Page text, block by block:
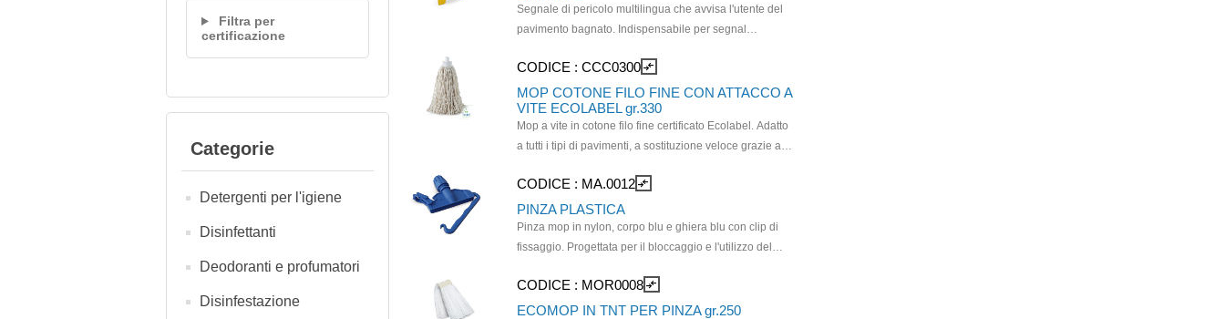
Filtra per
certificazione
Categorie
Detergenti per l'igiene
Disinfettanti
Deodoranti e profumatori
Disinfestazione
Segnale di pericolo multilingua che avvisa l'utente del
pavimento bagnato. Indispensabile per segnal
momentaneamente inagibile e potenzialmente
pericolosa.
CODICE : CCC0300 compare_arrows
MOP COTONE FILO FINE CON ATTACCO A
VITE ECOLABEL gr.330
Mop a vite in cotone filo fine certificato Ecolabel. Adatto
a tutti i tipi di pavimenti, a sostituzione veloce grazie al
lo sporco e non lascia tracce sul pavimento.
Grammatura mop: 330 gr.
CODICE : MA.0012 compare_arrows
PINZA PLASTICA
Pinza mop in nylon, corpo blu e ghiera blu con clip di
fissaggio. Progettata per il bloccaggio e l'utilizzo del
natura come sanità, uffici e industria. Garantisce una
presa salda e facilita le operazioni di lavaggio e
CODICE : MOR0008 compare_arrows
ECOMOP IN TNT PER PINZA gr.250